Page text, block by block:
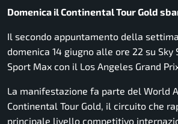
Domenica il Continental Tour Gold
Il secondo appuntamento della
domenica 14 giugno alle ore 22 su Sky
Sport Max con il Los Angeles Grand
La manifestazione fa parte del World
Continental Tour Gold, il circuito che
principale livello competitivo